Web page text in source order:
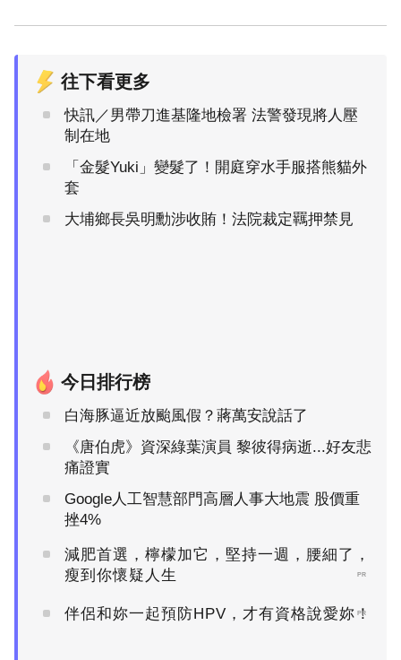
往下看更多
快訊／男帶刀進基隆地檢署 法警發現將人壓
制在地
「金髮Yuki」變髮了！開庭穿水手服搭熊貓外
套
大埔鄉長吳明勳涉收賄！法院裁定羈押禁見
今日排行榜
白海豚逼近放颱風假？蔣萬安說話了
《唐伯虎》資深綠葉演員 黎彼得病逝...好友悲
痛證實
Google人工智慧部門高層人事大地震 股價重
挫4%
減肥首選，檸檬加它，堅持一週，腰細了，
瘦到你懷疑人生
PR
伴侶和妳一起預防HPV，才有資格說愛妳！
PR